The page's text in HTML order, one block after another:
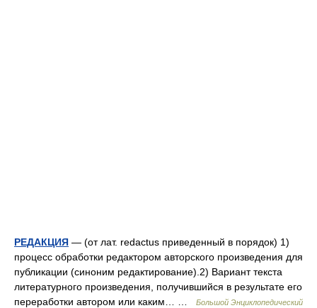
РЕДАКЦИЯ — (от лат. redactus приведенный в порядок) 1)
процесс обработки редактором авторского произведения для
публикации (синоним редактирование).2) Вариант текста
литературного произведения, получившийся в результате его
переработки автором или каким… …
Большой Энциклопедический